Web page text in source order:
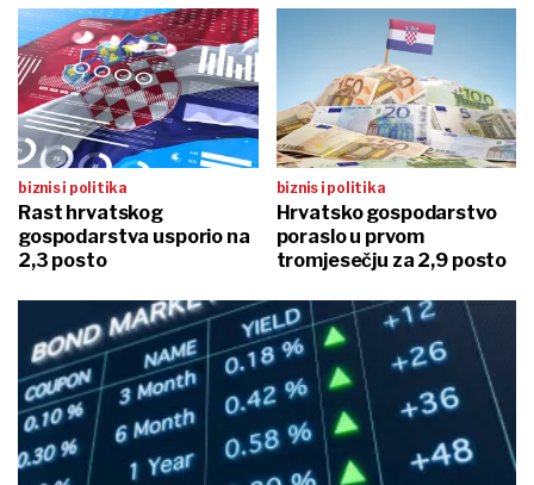
biznis i politika
Rast hrvatskog
gospodarstva usporio na
2,3 posto
biznis i politika
Hrvatsko gospodarstvo
poraslo u prvom
tromjesečju za 2,9 posto